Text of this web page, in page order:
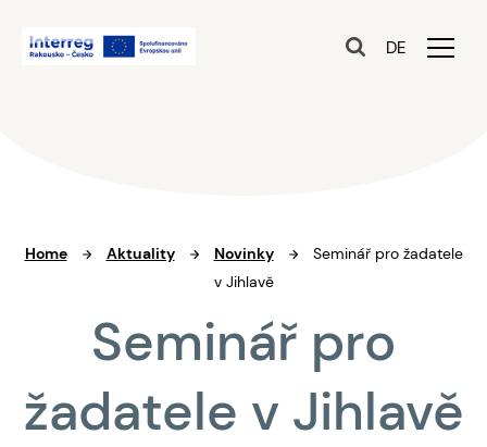
DE
Home Aktuality Novinky
Seminář pro žadatele
v Jihlavě
Seminář pro
žadatele v Jihlavě